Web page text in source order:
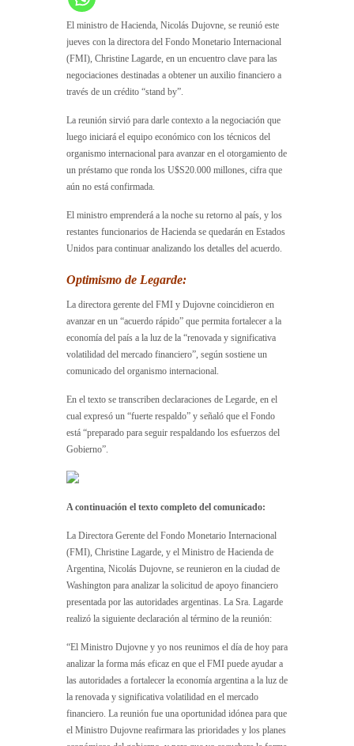
El ministro de Hacienda, Nicolás Dujovne, se reunió este
jueves con la directora del Fondo Monetario Internacional
(FMI), Christine Lagarde, en un encuentro clave para las
negociaciones destinadas a obtener un auxilio financiero a
través de un crédito “stand by”.
La reunión sirvió para darle contexto a la negociación que
luego iniciará el equipo económico con los técnicos del
organismo internacional para avanzar en el otorgamiento de
un préstamo que ronda los U$S20.000 millones, cifra que
aún no está confirmada.
El ministro emprenderá a la noche su retorno al país, y los
restantes funcionarios de Hacienda se quedarán en Estados
Unidos para continuar analizando los detalles del acuerdo.
Optimismo de Legarde:
La directora gerente del FMI y Dujovne coincidieron en
avanzar en un “acuerdo rápido” que permita fortalecer a la
economía del país a la luz de la “renovada y significativa
volatilidad del mercado financiero”, según sostiene un
comunicado del organismo internacional.
En el texto se transcriben declaraciones de Legarde, en el
cual expresó un “fuerte respaldo” y señaló que el Fondo
está “preparado para seguir respaldando los esfuerzos del
Gobierno”.
A continuación el texto completo del comunicado:
La Directora Gerente del Fondo Monetario Internacional
(FMI), Christine Lagarde, y el Ministro de Hacienda de
Argentina, Nicolás Dujovne, se reunieron en la ciudad de
Washington para analizar la solicitud de apoyo financiero
presentada por las autoridades argentinas. La Sra. Lagarde
realizó la siguiente declaración al término de la reunión:
“El Ministro Dujovne y yo nos reunimos el día de hoy para
analizar la forma más eficaz en que el FMI puede ayudar a
las autoridades a fortalecer la economía argentina a la luz de
la renovada y significativa volatilidad en el mercado
financiero. La reunión fue una oportunidad idónea para que
el Ministro Dujovne reafirmara las prioridades y los planes